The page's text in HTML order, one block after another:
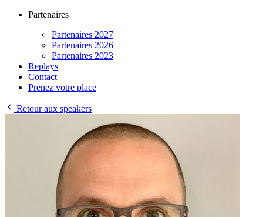
Partenaires
Partenaires 2027
Partenaires 2026
Partenaires 2023
Replays
Contact
Prenez votre place
Retour aux speakers